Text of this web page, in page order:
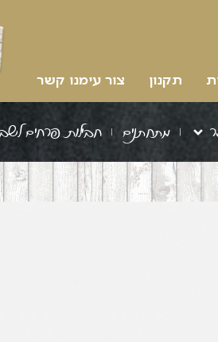
תקנון צור עימנו קשר
מתחתנים חבילות פרחים